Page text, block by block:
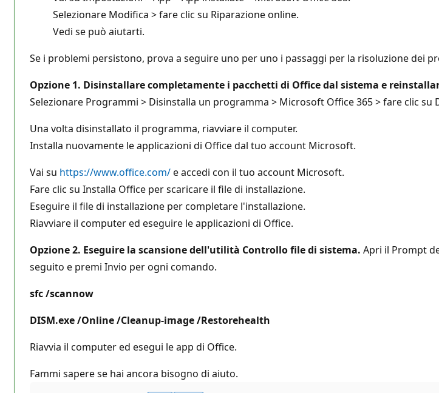
Selezionare Modifica > fare clic su Riparazione online.
Vedi se può aiutarti.
Se i problemi persistono, prova a seguire uno per uno i passaggi per la risoluzione dei
Opzione 1. Disinstallare completamente i pacchetti di Office dal sistema e
Selezionare Programmi > Disinstalla un programma > Microsoft Office 365 > fare clic su
Una volta disinstallato il programma, riavviare il computer.
Installa nuovamente le applicazioni di Office dal tuo account Microsoft.
Vai su https://www.office.com/e accedi con il tuo account Microsoft.
Fare clic su Installa Office per scaricare il file di installazione.
Eseguire il file di installazione per completare l'installazione.
Riavviare il computer ed eseguire le applicazioni di Office.
Opzione 2. Eseguire la scansione dell'utilità Controllo file di sistema. Apri il Prompt
seguito e premi Invio per ogni comando.
sfc /scannow
DISM.exe /Online /Cleanup-image /Restorehealth
Riavvia il computer ed esegui le app di Office.
Fammi sapere se hai ancora bisogno di aiuto.